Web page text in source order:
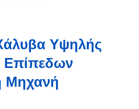
Υψηλής
Επίπεδων
Μηχανή